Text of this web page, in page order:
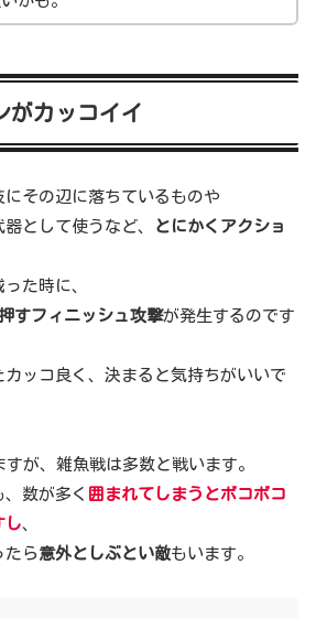
がカッコイイ
その辺に落ちているものや
として使うなど、
とにかくアクショ
た時に、
すフィニッシュ攻撃が発生するのです
ッコ良く、決まると気持ちがいいで
が、雑魚戦は多数と戦います。
数が多く 囲まれてしまうとボコボコ
し、
たら 意外としぶとい敵もいます。